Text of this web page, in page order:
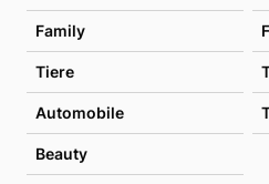
Family
Tiere
Automobile
Beauty